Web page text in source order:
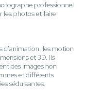
professionnel
les photos et faire
d'animation, les motion
et 3D. Ils
des images non
et différents
séduisantes.